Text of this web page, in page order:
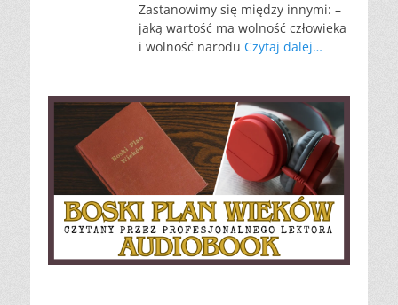
Zastanowimy się między innymi: –
jaką wartość ma wolność człowieka
i wolność narodu Czytaj dalej…